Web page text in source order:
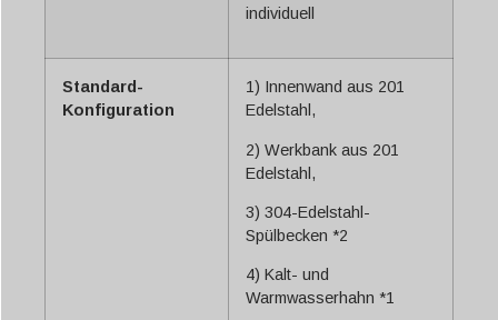
individuell
Standard-
Konfiguration
1) Innenwand aus 201
Edelstahl,
2) Werkbank aus 201
Edelstahl,
3) 304-Edelstahl-
Spülbecken *2
4) Kalt- und
Warmwasserhahn *1